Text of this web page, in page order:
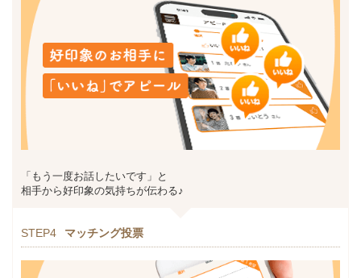
「もう一度お話したいです」と
相手から好印象の気持ちが伝わる♪
STEP4 マッチング投票